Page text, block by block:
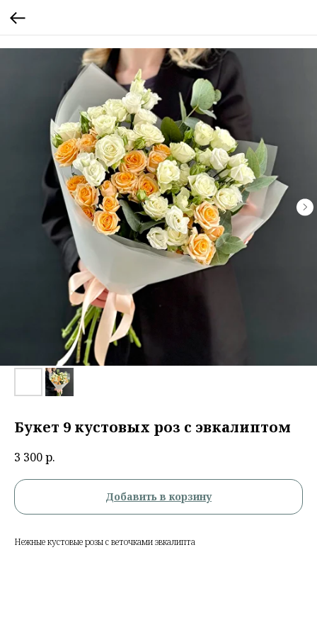
Букет 9 кустовых роз с эвкалиптом
3 300р.
Добавить в корзину
Нежные кустовые розы с веточками эвкалипта